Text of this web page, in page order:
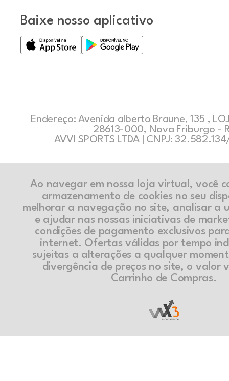
Baixe nosso aplicativo
Endereço: Avenida alberto Braune, 135 ,
28613-000, Nova Friburgo -
AVVI SPORTS LTDA | CNPJ:
Ao navegar em nossa loja virtual, você
armazenamento de cookies no seu
melhorar a navegação no site, analisar a
e ajudar nas nossas iniciativas de
condições de pagamento exclusivos
internet. Ofertas válidas por tempo
sujeitas a alterações a qualquer
divergência de preços no site, o valor
Carrinho de Compras.